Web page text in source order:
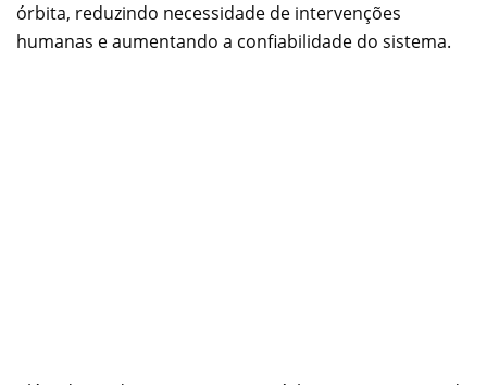
órbita, reduzindo necessidade de intervenções
humanas e aumentando a confiabilidade do sistema.